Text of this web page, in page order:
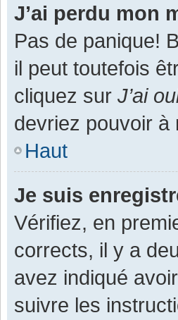
J’ai perdu mon
Pas de panique!
il peut toutefois
cliquez sur J’ai
devriez pouvoir à
Haut
Je suis
Vérifiez, en
corrects, il y a
avez indiqué
suivre les